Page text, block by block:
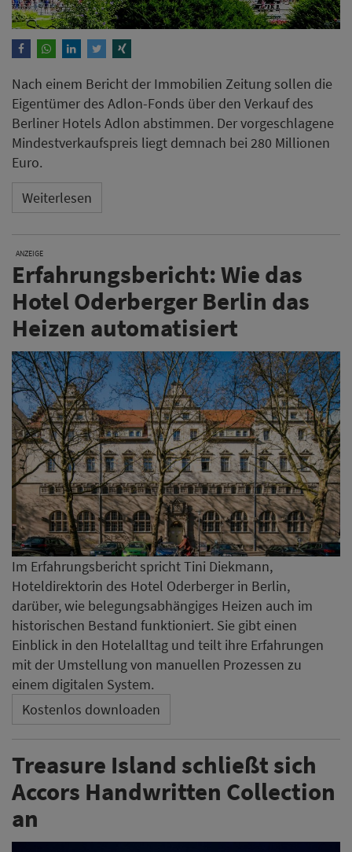
Nach einem Bericht der Immobilien Zeitung sollen die
Eigentümer des Adlon-Fonds über den Verkauf des
Berliner Hotels Adlon abstimmen. Der vorgeschlagene
Mindestverkaufspreis liegt demnach bei 280 Millionen
Euro.
Weiterlesen
ANZEIGE
Erfahrungsbericht: Wie das
Hotel Oderberger Berlin das
Heizen automatisiert
Im Erfahrungsbericht spricht Tini Diekmann,
Hoteldirektorin des Hotel Oderberger in Berlin,
darüber, wie belegungsabhängiges Heizen auch im
historischen Bestand funktioniert. Sie gibt einen
Einblick in den Hotelalltag und teilt ihre Erfahrungen
mit der Umstellung von manuellen Prozessen zu
einem digitalen System.
Kostenlos downloaden
Treasure Island schließt sich
Accors Handwritten Collection
an